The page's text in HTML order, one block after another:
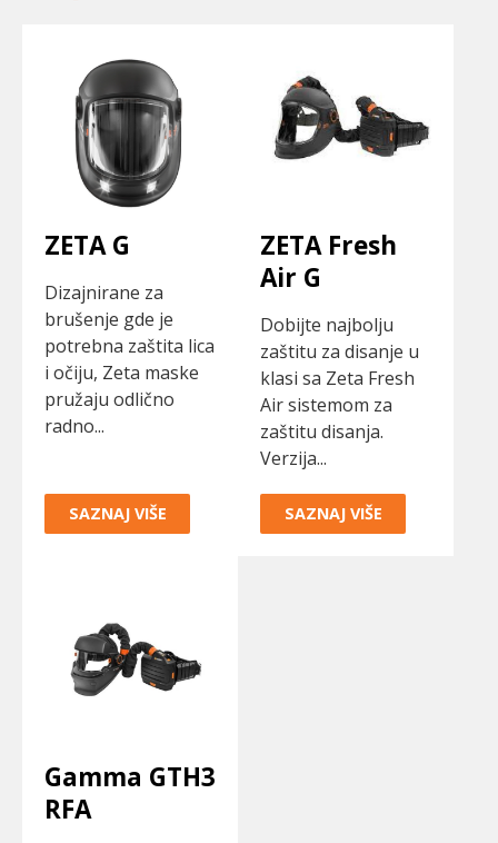
ZETA G
Dizajnirane za
brušenje gde je
potrebna zaštita lica
i očiju, Zeta maske
pružaju odlično
radno...
SAZNAJ VIŠE
ZETA Fresh
Air G
Dobijte najbolju
zaštitu za disanje u
klasi sa Zeta Fresh
Air sistemom za
zaštitu disanja.
Verzija...
SAZNAJ VIŠE
Gamma GTH3
RFA